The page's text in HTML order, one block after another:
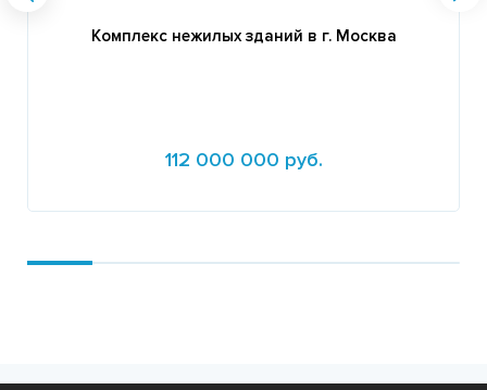
Комплекс нежилых зданий в г. Москва
112 000 000 руб.